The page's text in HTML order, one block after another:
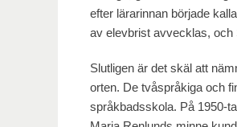
efter lärarinnan började
av elevbrist avvecklas, och
Slutligen är det skäl att
orten. De tvåspråkiga och
språkbadsskola. På 1950-